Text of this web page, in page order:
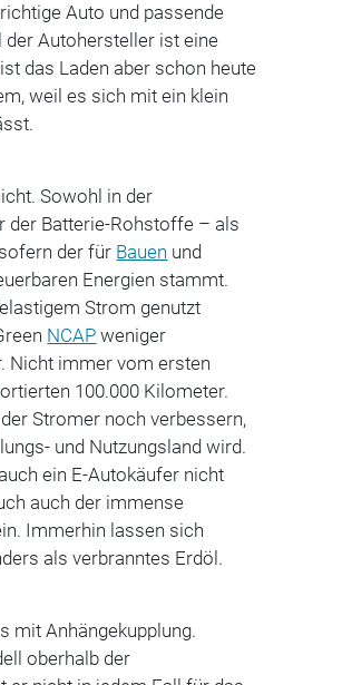
Auto und passende
der Autohersteller ist eine
das Laden aber schon heute
weil es sich mit ein klein
Sowohl in der
der Batterie-Rohstoffe – als
der für Bauen und
Energien stammt.
Strom genutzt
NCAP weniger
Nicht immer vom ersten
100.000 Kilometer.
Stromer noch verbessern,
und Nutzungsland wird.
ein E-Autokäufer nicht
auch der immense
Immerhin lassen sich
als verbranntes Erdöl.
mit Anhängekupplung.
oberhalb der